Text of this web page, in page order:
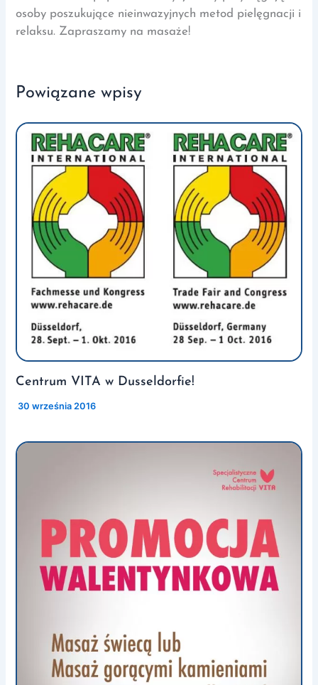
osoby poszukujące nieinwazyjnych metod pielęgnacji i
relaksu.​ Zapraszamy na masaże!
Powiązane wpisy
Centrum VITA w Dusseldorfie!
/
30 września 2016